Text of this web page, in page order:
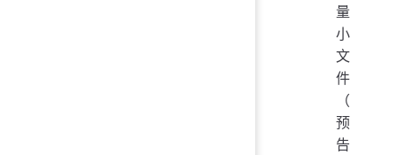
量
小
文
件
（
预
告